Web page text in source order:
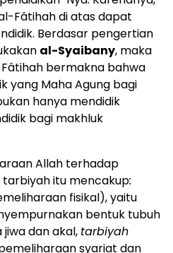
Fâtihah di atas dapat
Berdasar pengertian
al-Syaibany, maka
bermakna bahwa
yang Maha Agung bagi
hanya mendidik
bagi makhluk
Allah terhadap
tarbiyah itu mencakup:
fisikal), yaitu
bentuk tubuh
dan akal, tarbiyah
syariat dan